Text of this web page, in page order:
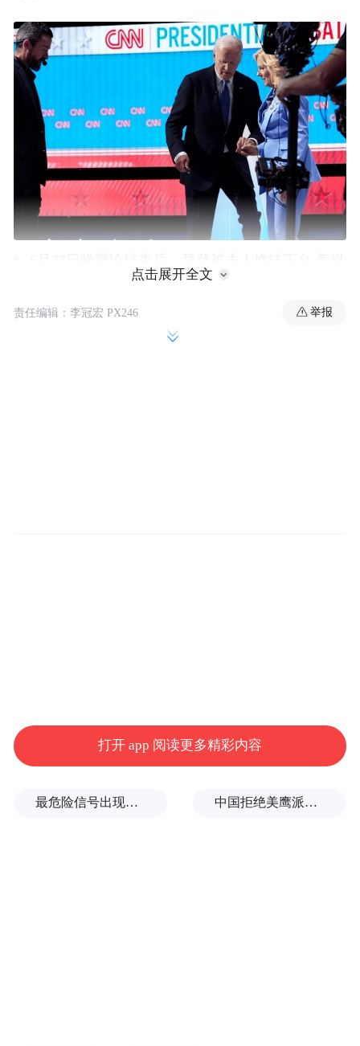
登与日韩领导人两度在戴维营举行三边会
晤，毫不掩饰地针对中国。
报道还声称，美日共同强调欧洲日益增加的
点击展开全文
责任编辑：李冠宏 PX246 举报
打开 app 阅读更多精彩内容
最危险信号出现！全球能源大动脉岌岌可危 中国拒绝美鹰派副防长访华？弦外之音被热议